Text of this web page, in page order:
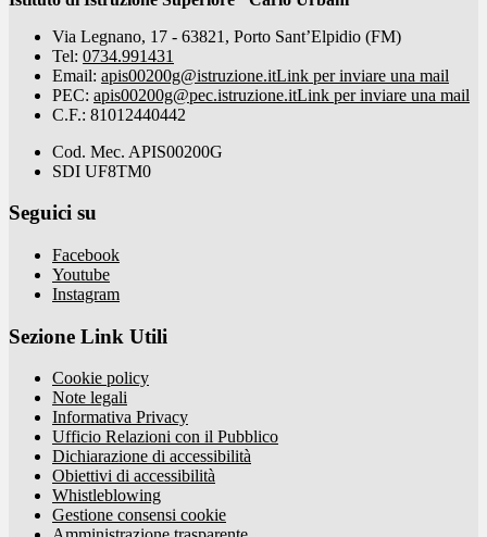
Via Legnano, 17 - 63821, Porto Sant’Elpidio (FM)
Tel: 0734.991431
Email: apis00200g@istruzione.itLink per inviare una mail
PEC: apis00200g@pec.istruzione.itLink per inviare una mail
C.F.: 81012440442
Cod. Mec. APIS00200G
SDI UF8TM0
Seguici su
Facebook
Youtube
Instagram
Sezione Link Utili
Cookie policy
Note legali
Informativa Privacy
Ufficio Relazioni con il Pubblico
Dichiarazione di accessibilità
Obiettivi di accessibilità
Whistleblowing
Gestione consensi cookie